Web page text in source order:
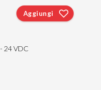
24 VDC
Aggiungi